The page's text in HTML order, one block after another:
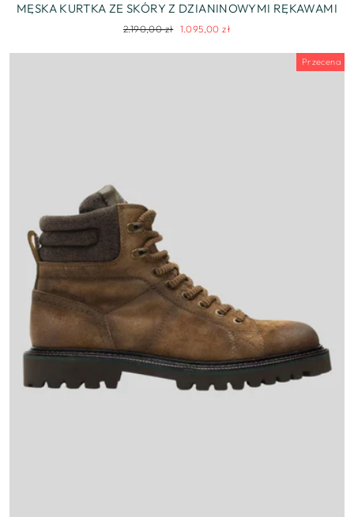
MĘSKA KURTKA ZE SKÓRY Z DZIANINOWYMI RĘKAWAMI
Regularna
2.190,00 zł Cena
1.095,00 zł
Przecena